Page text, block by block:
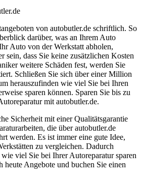
von autobutler.de schriftlich. So
darüber, was an Ihrem Auto
Auto von der Werkstatt abholen,
sein, dass Sie keine zusätzlichen Kosten
weitere Schäden fest, werden Sie
Schließen Sie sich über einer Million
herauszufinden wie viel Sie bei Ihren
sparen können. Sparen Sie bis zu
mit autobutler.de.
Sicherheit mit einer Qualitätsgarantie
die über autobutler.de
werden. Es ist immer eine gute Idee,
zu vergleichen. Dadurch
viel Sie bei Ihrer Autoreparatur sparen
heute Angebote und buchen Sie einen